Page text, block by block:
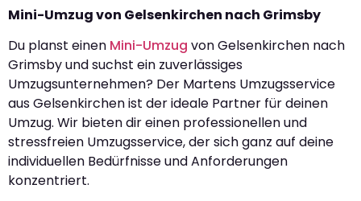
Mini-Umzug von Gelsenkirchen nach Grimsby
Du planst einen Mini-Umzug von Gelsenkirchen nach
Grimsby und suchst ein zuverlässiges
Umzugsunternehmen? Der Martens Umzugsservice
aus Gelsenkirchen ist der ideale Partner für deinen
Umzug. Wir bieten dir einen professionellen und
stressfreien Umzugsservice, der sich ganz auf deine
individuellen Bedürfnisse und Anforderungen
konzentriert.